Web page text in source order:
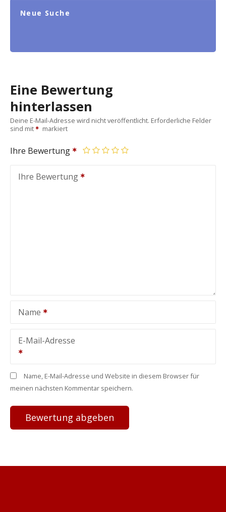
Neue Suche
Eine Bewertung
hinterlassen
Deine E-Mail-Adresse wird nicht veröffentlicht. Erforderliche Felder
sind mit
markiert
Ihre Bewertung
Ihre Bewertung
Name
E-Mail-Adresse
Name, E-Mail-Adresse und Website in diesem Browser für
meinen nächsten Kommentar speichern.